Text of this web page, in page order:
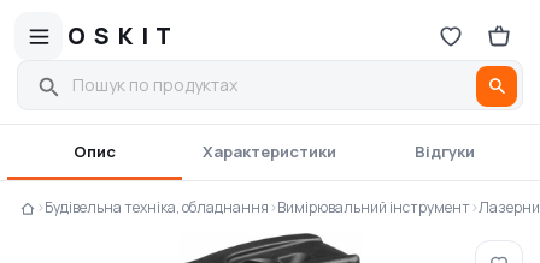
OSKIT
Опис Характеристики Відгуки
›Будівельна техніка, обладнання›Вимірювальний інструмент›